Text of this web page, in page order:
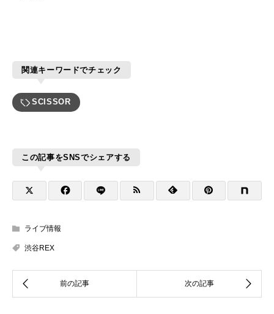
関連キーワードでチェック
SCISSOR
この記事をSNSでシェアする
ライブ情報
渋谷REX